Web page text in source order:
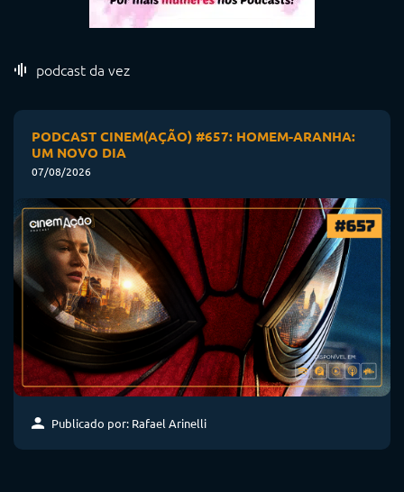
podcast da vez
PODCAST CINEM(AÇÃO) #657: HOMEM-ARANHA:
UM NOVO DIA
07/08/2026
Publicado por: Rafael Arinelli